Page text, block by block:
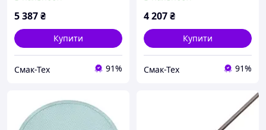
5 387₴
Купити
Смак-Тех 91%
4 207₴
Купити
Смак-Тех 91%